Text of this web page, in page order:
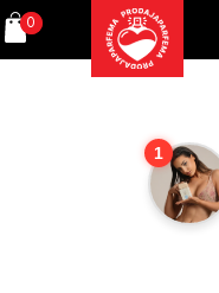
Korpa
0
1